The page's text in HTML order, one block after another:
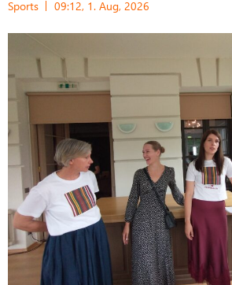
Sports 09:12, 1. Aug, 2026